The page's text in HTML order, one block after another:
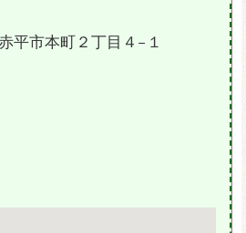
平市本町２丁目４−１